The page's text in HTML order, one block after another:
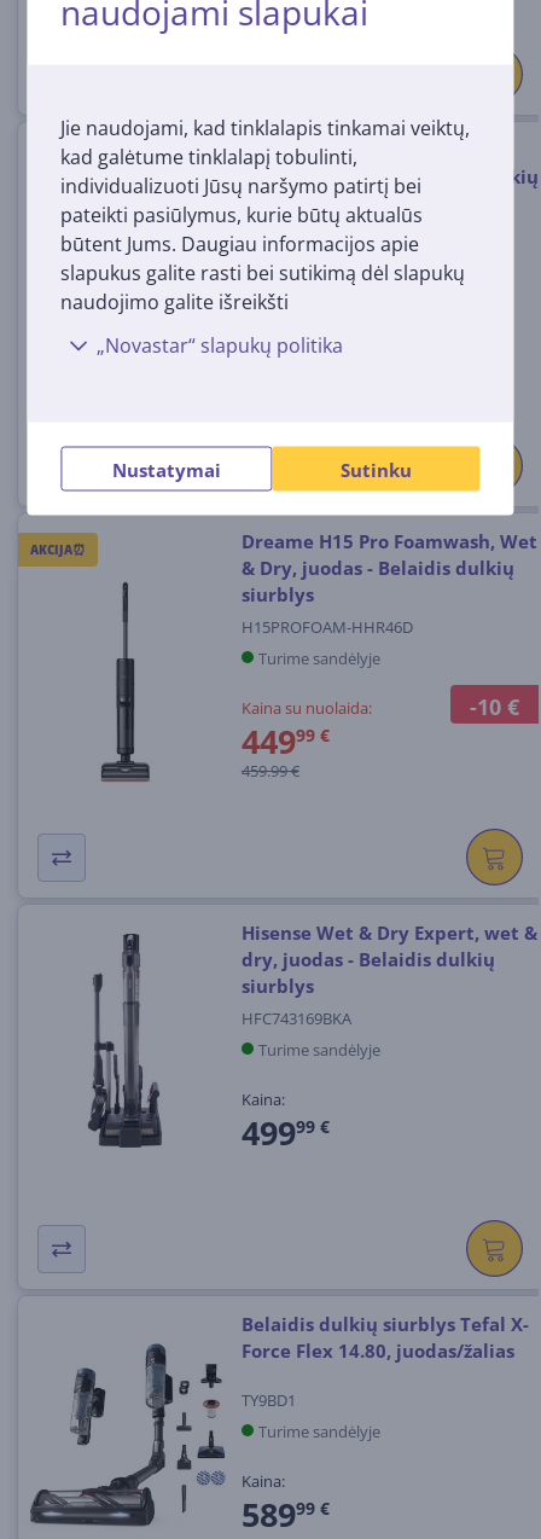
naudojami slapukai
Jie naudojami, kad tinklalapis tinkamai veiktų,
kad galėtume tinklalapį tobulinti,
individualizuoti Jūsų naršymo patirtį bei
pateikti pasiūlymus, kurie būtų aktualūs
būtent Jums. Daugiau informacijos apie
slapukus galite rasti bei sutikimą dėl slapukų
naudojimo galite išreikšti
„Novastar“ slapukų politika
Nustatymai Sutinku
Philips 7000 Series Complete,
juodas/geltonas - Belaidis dulkių
siurblys
XC7167/01
Turime sandėlyje
Kaina:
36999 €
AKCIJA⏰
-10 €
Dreame H15 Pro Foamwash, Wet
& Dry, juodas - Belaidis dulkių
siurblys
H15PROFOAM-HHR46D
Turime sandėlyje
Kaina su nuolaida:
44999 €
459.99 €
Hisense Wet & Dry Expert, wet &
dry, juodas - Belaidis dulkių
siurblys
HFC743169BKA
Turime sandėlyje
Kaina:
49999 €
Belaidis dulkių siurblys Tefal X-
Force Flex 14.80, juodas/žalias
TY9BD1
Turime sandėlyje
Kaina:
58999 €